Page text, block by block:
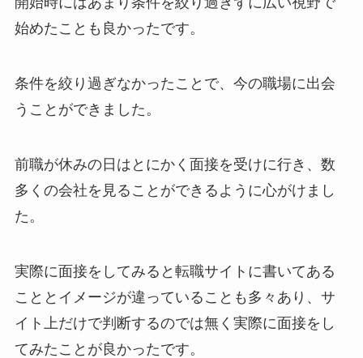
始めたことも良かったです。
条件を絞り過ぎなかったことで、今の職場に出会
うことができました。
前職が休みの日はとにかく面接を受けに行き、数
多くの会社を見ることができるように心がけまし
た。
実際に面接をしてみると転職サイトに書いてある
こととイメージが違っていることも多々あり、サ
イト上だけで判断するのでは無く実際に面接をし
てみたことが良かったです。